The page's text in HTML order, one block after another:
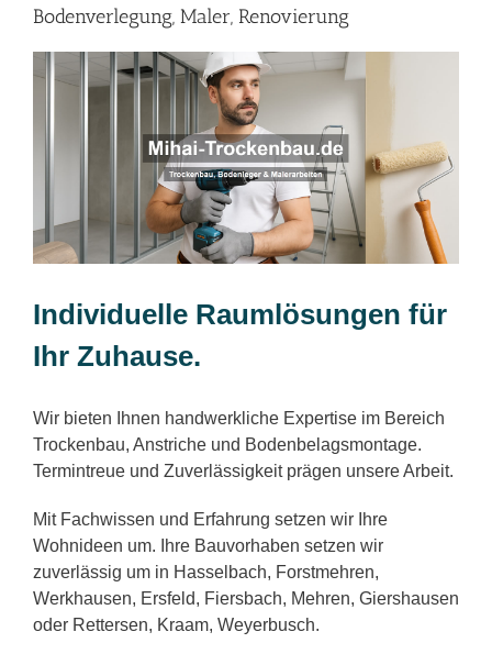
Bodenverlegung, Maler, Renovierung
Individuelle Raumlösungen für
Ihr Zuhause.
Wir bieten Ihnen handwerkliche Expertise im Bereich
Trockenbau, Anstriche und Bodenbelagsmontage.
Termintreue und Zuverlässigkeit prägen unsere Arbeit.
Mit Fachwissen und Erfahrung setzen wir Ihre
Wohnideen um. Ihre Bauvorhaben setzen wir
zuverlässig um in Hasselbach, Forstmehren,
Werkhausen, Ersfeld, Fiersbach, Mehren, Giershausen
oder Rettersen, Kraam, Weyerbusch.